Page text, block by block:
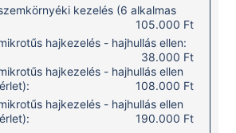
kezelés (6 alkalmas
105.000 Ft
hajkezelés - hajhullás ellen:
38.000 Ft
hajkezelés - hajhullás ellen
108.000 Ft
hajkezelés - hajhullás ellen
190.000 Ft